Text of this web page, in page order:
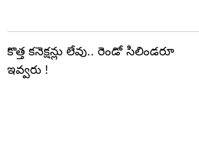
కొత్త కనెక్షన్లు లేవు.. రెండో సిలిండరూ
ఇవ్వరు !